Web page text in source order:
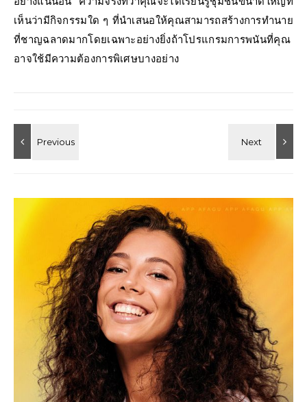
เห็นว่ามีกิจกรรมใด ๆ ที่นำเสนอให้คุณสามารถสร้างการทำนาย
ที่ชาญฉลาดมากโดยเฉพาะอย่างยิ่งถ้าโปรแกรมการพนันที่คุณ
อาจใช้มีความต้องการพิเศษบางอย่าง